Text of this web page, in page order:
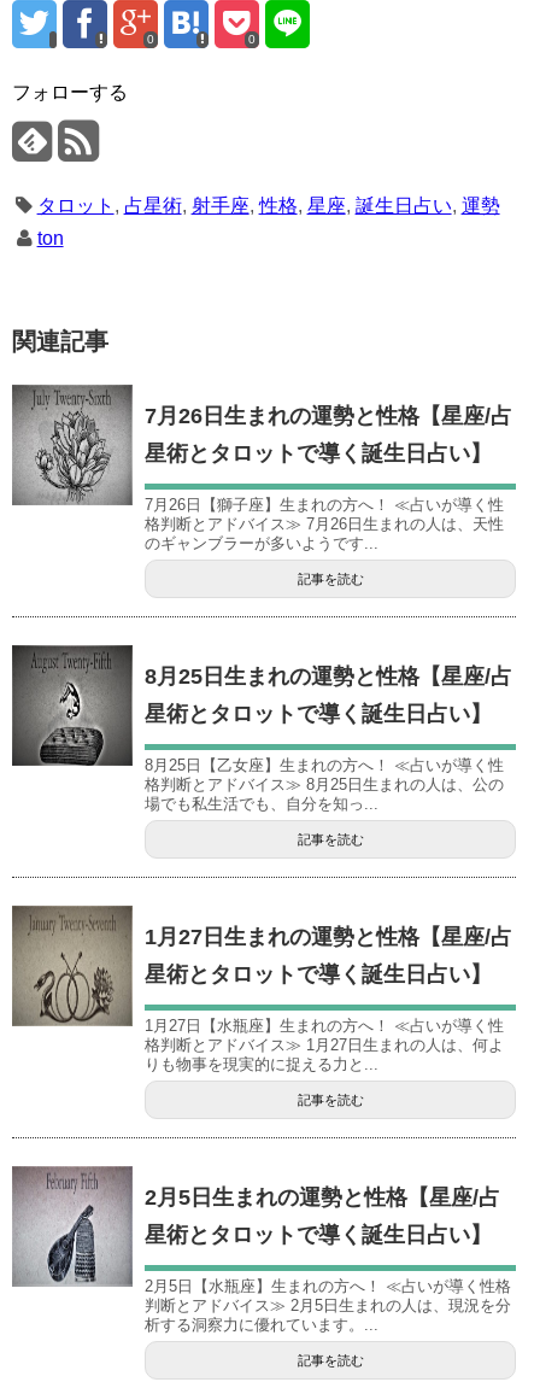
0 0
フォローする
タロット , 占星術, 射手座,性格, 星座, 誕生日占い, 運勢
ton
関連記事
7月26日生まれの運勢と性格【星座/占
星術とタロットで導く誕生日占い】
7月26日【獅子座】生まれの方へ！ ≪占いが導く性
格判断とアドバイス≫ 7月26日生まれの人は、天性
のギャンブラーが多いようです...
記事を読む
8月25日生まれの運勢と性格【星座/占
星術とタロットで導く誕生日占い】
8月25日【乙女座】生まれの方へ！ ≪占いが導く性
格判断とアドバイス≫ 8月25日生まれの人は、公の
場でも私生活でも、自分を知っ...
記事を読む
1月27日生まれの運勢と性格【星座/占
星術とタロットで導く誕生日占い】
1月27日【水瓶座】生まれの方へ！ ≪占いが導く性
格判断とアドバイス≫ 1月27日生まれの人は、何よ
りも物事を現実的に捉える力と...
記事を読む
2月5日生まれの運勢と性格【星座/占
星術とタロットで導く誕生日占い】
2月5日【水瓶座】生まれの方へ！ ≪占いが導く性格
判断とアドバイス≫ 2月5日生まれの人は、現況を分
析する洞察力に優れています。...
記事を読む